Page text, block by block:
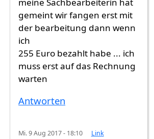
gemeint wir fangen erst mit
der bearbeitung dann wenn
ich
255 Euro bezahlt habe ... ich
muss erst auf das Rechnung
warten
Antworten
Mi. 9 Aug 2017 - 18:10 Link